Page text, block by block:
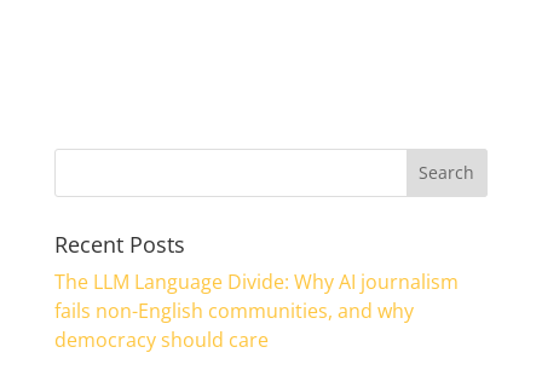
Recent Posts
The LLM Language Divide: Why AI journalism
fails non-English communities, and why
democracy should care